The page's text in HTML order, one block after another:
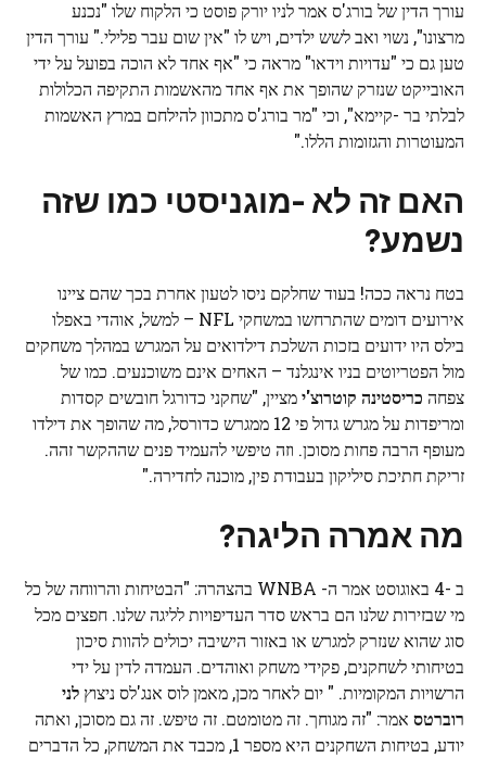
עורך הדין של בורג'ס אמר לניו יורק פוסט כי הלקוח שלו "נכנע
מרצונו", נשוי ואב לשש ילדים, ויש לו "אין שום עבר פלילי." עורך הדין
טען גם כי "עדויות וידאו" מראה כי "אף אחד לא הוכה בפועל על ידי
האובייקט שנזרק שהופך את אף אחד מהאשמות התקיפה הכלולות
לבלתי בר -קיימא", וכי "מר בורג'ס מתכוון להילחם במרץ האשמות
המעוטרות והגזומות הללו."
האם זה לא -מוגניסטי כמו שזה
נשמע?
בטח נראה ככה! בעוד שחלקם ניסו לטעון אחרת בכך שהם ציינו
אירועים דומים שהתרחשו במשחקי NFL – למשל, אוהדי באפלו
בילס היו ידועים בזכות השלכת דילדואים על המגרש במהלך משחקים
מול הפטריוטים בניו אינגלנד – האחים אינם משוכנעים. כמו של
צפחה כריסטינה קוטרוצ'ימציין, "שחקני כדורגל חובשים קסדות
ומריפדות על מגרש גדול פי 12 ממגרש כדורסל, מה שהופך את דילדו
מעופף הרבה פחות מסוכן. וזה טיפשי להעמיד פנים שההקשר זהה.
זריקת חתיכת סיליקון בעבודת פין, מוכנה לחדירה."
מה אמרה הליגה?
ב -4 באוגוסט אמר ה- WNBA בהצהרה: "הבטיחות והרווחה של כל
מי שבזירות שלנו הם בראש סדר העדיפויות לליגה שלנו. חפצים מכל
סוג שהוא שנזרק למגרש או באזור הישיבה יכולים להוות סיכון
בטיחותי לשחקנים, פקידי משחק ואוהדים. העמדה לדין על ידי
הרשויות המקומיות. " יום לאחר מכן, מאמן לוס אנג'לס ניצוץ לני
רוברטס אמר: "זה מגוחך. זה מטומטם. זה טיפש. זה גם מסוכן, ואתה
יודע, בטיחות השחקנים היא מספר 1, מכבד את המשחק, כל הדברים